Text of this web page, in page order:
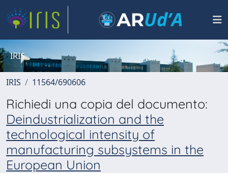
IRIS
IRIS 11564/690606
Richiedi una copia del documento:
Deindustrialization and the
technological intensity of
manufacturing subsystems in the
European Union